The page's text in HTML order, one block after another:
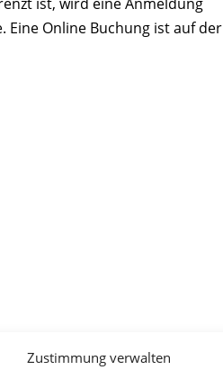
Zustimmung verwalten
Eine Online Buchung ist auf der